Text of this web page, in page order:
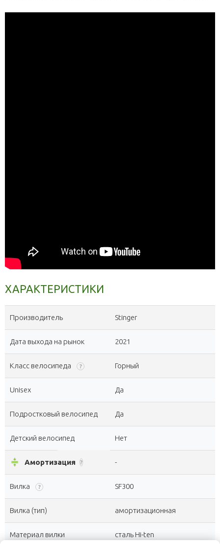
ХАРАКТЕРИСТИКИ
Производитель Stinger
Дата выхода на рынок 2021
Класс велосипеда ? Горный
Unisex Да
Подростковый велосипед Да
Детский велосипед Нет
compress Амортизация ? -
Вилка ? SF300
Вилка (тип) амортизационная
Материал вилки сталь Hi-ten